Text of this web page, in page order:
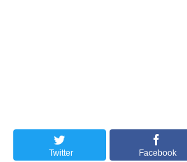
Twitter Facebook